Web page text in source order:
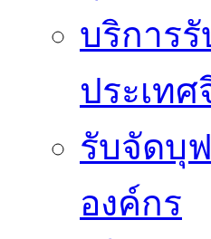
บริการ
ประเทศ
รับจัดบุ
องค์กร